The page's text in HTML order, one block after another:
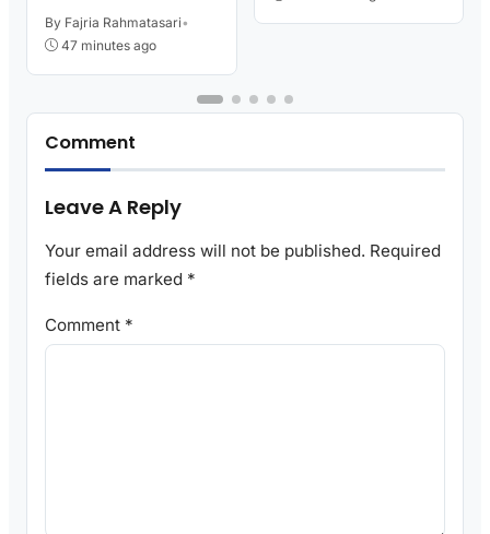
By Fajria Rahmatasari•
47 minutes ago
Comment
Leave A Reply
Your email address will not be published. Required
fields are marked *
Comment *